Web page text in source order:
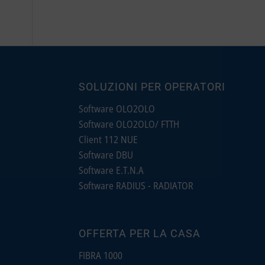
SOLUZIONI PER OPERATORI
Software OLO2OLO
Software OLO2OLO/ FTTH
Client 112 NUE
Software DBU
Software E.T.N.A
Software RADIUS - RADIATOR
OFFERTA PER LA CASA
FIBRA 1000